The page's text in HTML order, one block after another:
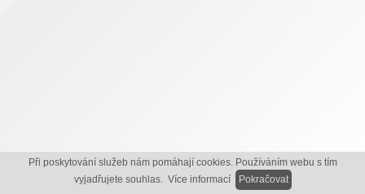
Při poskytování služeb nám pomáhají cookies. Používáním webu s tím
vyjadřujete souhlas. Více informací Pokračovat